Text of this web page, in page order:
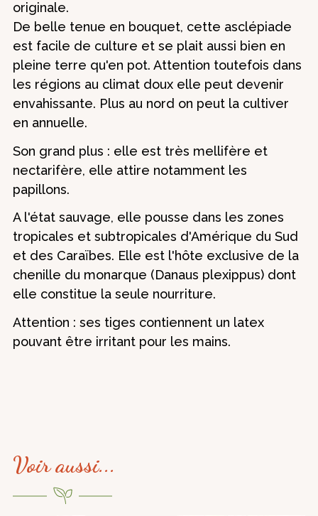
originale.
De belle tenue en bouquet, cette asclépiade
est facile de culture et se plait aussi bien en
pleine terre qu'en pot. Attention toutefois dans
les régions au climat doux elle peut devenir
envahissante. Plus au nord on peut la cultiver
en annuelle.
Son grand plus : elle est très mellifère et
nectarifère, elle attire notamment les
papillons.
A l'état sauvage, elle pousse dans les zones
tropicales et subtropicales d'Amérique du Sud
et des Caraïbes. Elle est l'hôte exclusive de la
chenille du monarque (Danaus plexippus) dont
elle constitue la seule nourriture.
Attention : ses tiges contiennent un latex
pouvant être irritant pour les mains.
Voir aussi...